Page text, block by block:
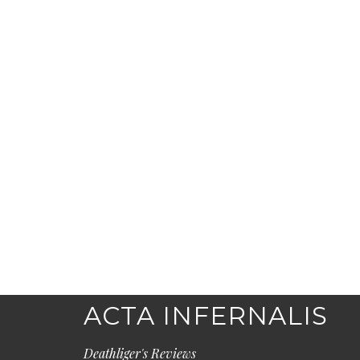
ACTA INFERNALIS
Deathliger's Reviews